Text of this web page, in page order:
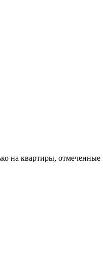
на квартиры, отмеченные